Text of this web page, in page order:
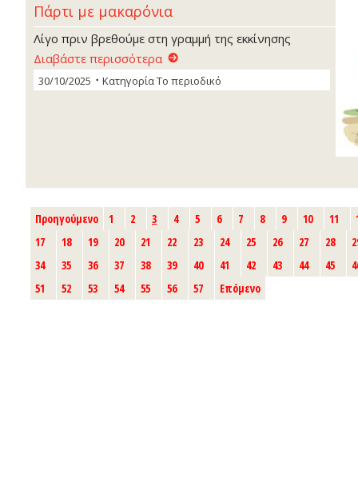
Πάρτι με μακαρόνια
Λίγο πριν βρεθούμε στη γραμμή της εκκίνησης
Διαβάστε περισσότερα
30/10/2025 ΚατηγορίαΤο περιοδικό
Προηγούμενο 1 2 3 4 5 6 7 8 9 10 11
17
18 19 20 21 22 23 24 25 26 27 28
34
35 36 37 38 39 40 41 42 43 44 45
51
52 53 54 55 56 57 Επόμενο